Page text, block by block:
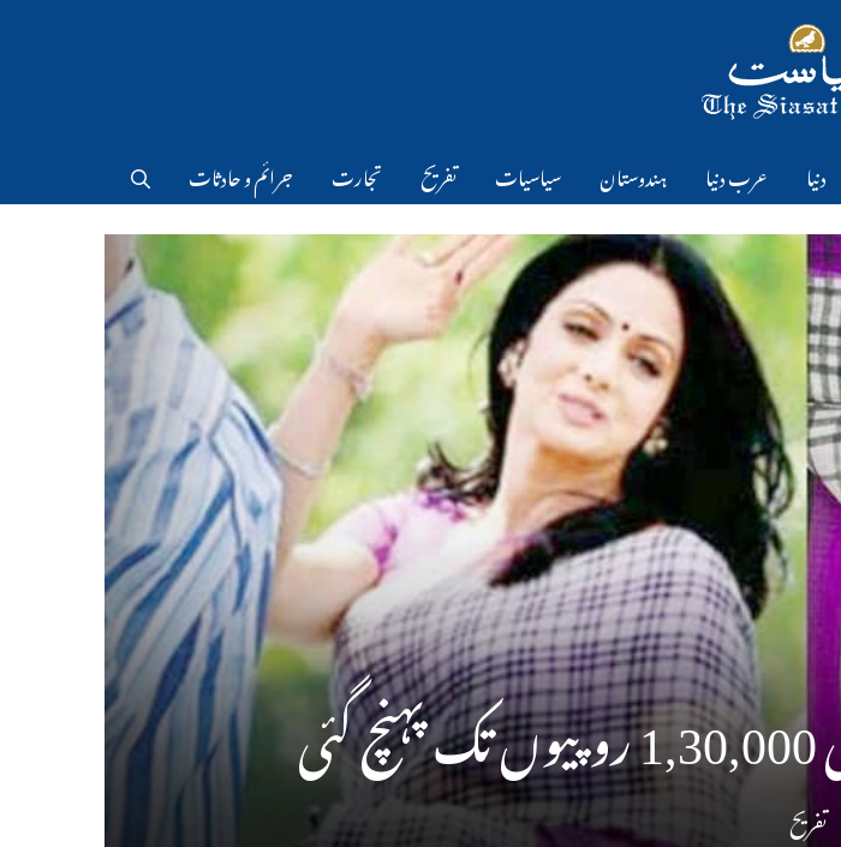
دنیا عرب دنیا ہندوستان سیاسیات تفریح تجارت جرائم و حادثات
تفریح